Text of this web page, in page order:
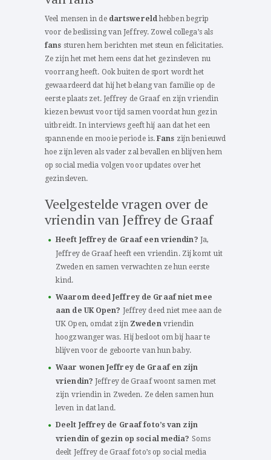
Veel mensen in de dartswereldhebben begrip
voor de beslissing van Jeffrey. Zowel collega’s als
fans sturen hem berichten met steun en felicitaties.
Ze zijn het met hem eens dat het gezinsleven nu
voorrang heeft. Ook buiten de sport wordt het
gewaardeerd dat hij het belang van familie op de
eerste plaats zet. Jeffrey de Graaf en zijn vriendin
kiezen bewust voor tijd samen voordat hun gezin
uitbreidt. In interviews geeft hij aan dat het een
spannende en mooie periode is.Fans zijn benieuwd
hoe zijn leven als vader zal bevallen en blijven hem
op social media volgen voor updates over het
gezinsleven.
Veelgestelde vragen over de
vriendin van Jeffrey de Graaf
Heeft Jeffrey de Graaf een vriendin? Ja,
Jeffrey de Graaf heeft een vriendin. Zij komt uit
Zweden en samen verwachten ze hun eerste
kind.
Waarom deed Jeffrey de Graaf niet mee
aan de UK Open? Jeffrey deed niet mee aan de
UK Open, omdat zijn Zwedenvriendin
hoogzwanger was. Hij besloot om bij haar te
blijven voor de geboorte van hun baby.
Waar wonen Jeffrey de Graaf en zijn
vriendin? Jeffrey de Graaf woont samen met
zijn vriendin in Zweden. Ze delen samen hun
leven in dat land.
Deelt Jeffrey de Graaf foto’s van zijn
vriendin of gezin op social media? Soms
deelt Jeffrey de Graaf foto’s op social media